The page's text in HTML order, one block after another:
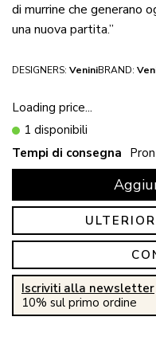
di murrine che generano
una nuova partita.”
DESIGNERS: VeniniBRAND:
Loading price...
1 disponibili
Tempi di consegna
Iscriviti alla newsletter
10% sul primo ordine